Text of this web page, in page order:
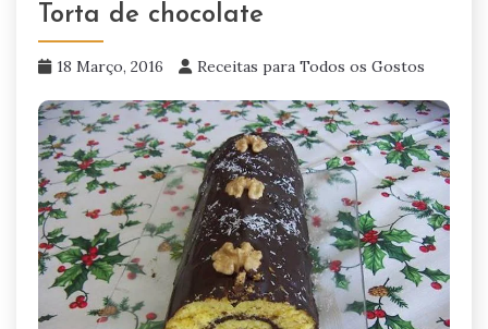
Torta de chocolate
18 Março, 2016 Receitas para Todos os Gostos